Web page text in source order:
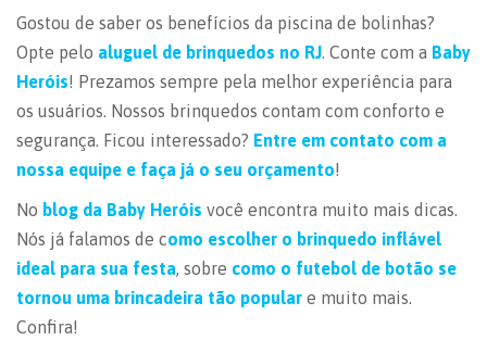
Gostou de saber os benefícios da piscina de bolinhas?
Opte pelo aluguel de brinquedos no RJ. Conte com a Baby
Heróis! Prezamos sempre pela melhor experiência para
os usuários. Nossos brinquedos contam com conforto e
segurança. Ficou interessado? Entre em contato com a
nossa equipe e faça já o seu orçamento!
No blog da Baby Heróis você encontra muito mais dicas.
Nós já falamos de como escolher o brinquedo inflável
ideal para sua festa, sobre como o futebol de botão se
tornou uma brincadeira tão popular e muito mais.
Confira!